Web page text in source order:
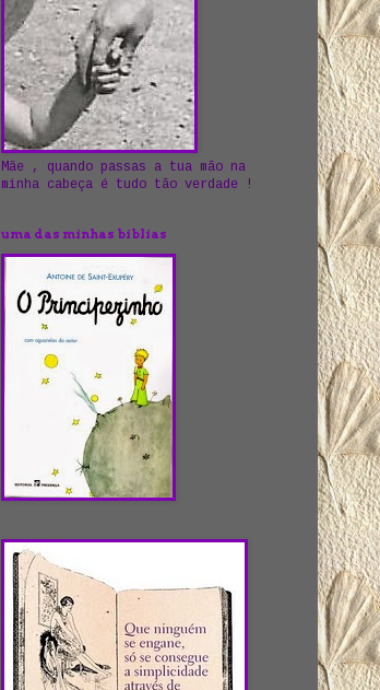
Mãe , quando passas a tua mão na
minha cabeça é tudo tão verdade !
uma das minhas biblias